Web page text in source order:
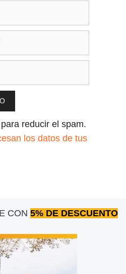
reducir el spam.
los datos de tus
CON 5% DE DESCUENTO